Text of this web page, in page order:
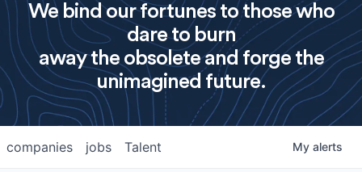
We bind our fortunes to those who
dare to burn
away the obsolete and forge the
unimagined future.
jobs
companies Talent My alerts